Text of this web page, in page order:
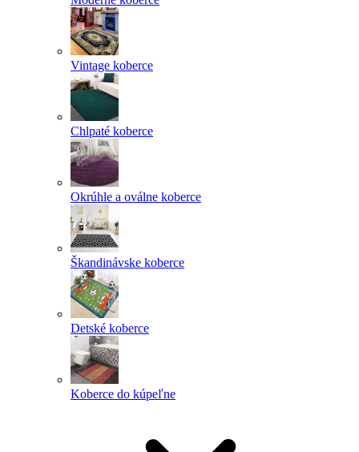
Vintage koberce
Chlpaté koberce
Okrúhle a oválne koberce
Škandinávske koberce
Detské koberce
Koberce do kúpeľne